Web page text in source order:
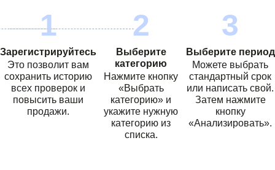
Зарегистрируйтесь
Это позволит вам
сохранить историю
всех проверок и
повысить ваши
продажи.
Выберите
категорию
Нажмите кнопку
«Выбрать
категорию» и
укажите нужную
категорию из
списка.
Выберите период
Можете выбрать
стандартный срок
или написать свой.
Затем нажмите
кнопку
«Анализировать».